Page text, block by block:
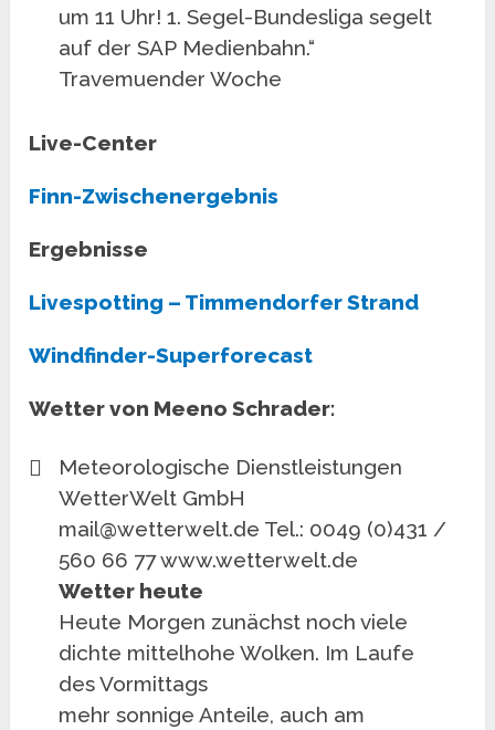
um 11 Uhr! 1. Segel-Bundesliga segelt
auf der SAP Medienbahn.“
Travemuender Woche
Live-Center
Finn-Zwischenergebnis
Ergebnisse
Livespotting – Timmendorfer Strand
Windfinder-Superforecast
Wetter von Meeno Schrader:
Meteorologische Dienstleistungen
WetterWelt GmbH
mail@wetterwelt.de Tel.: 0049 (0)431 /
560 66 77 www.wetterwelt.de
Wetter heute
Heute Morgen zunächst noch viele
dichte mittelhohe Wolken. Im Laufe
des Vormittags
mehr sonnige Anteile, auch am